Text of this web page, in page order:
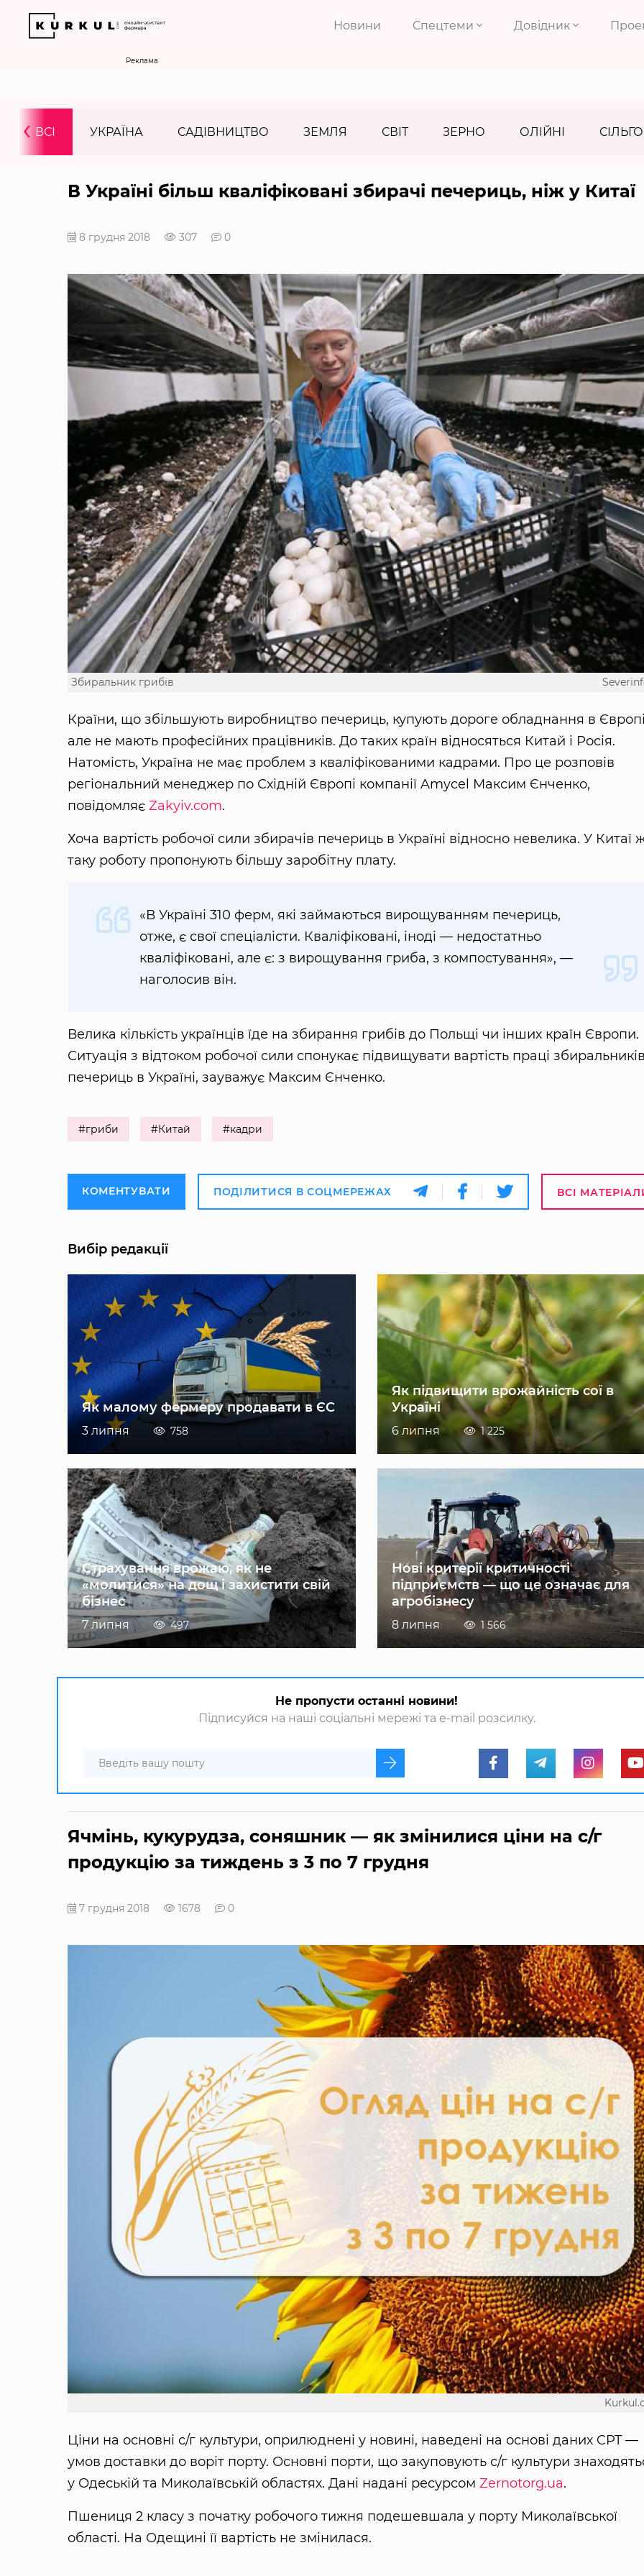
Новини Спецтеми Довідник
Реклама
ВСІ УКРАЇНА САДІВНИЦТВО ЗЕМЛЯ СВІТ ЗЕРНО ОЛІЙНІ
‹
В Україні більш кваліфіковані збирачі печериць, ніж у Китаї
8 грудня 2018 307 0
Збиральник грибів
Країни, що збільшують виробництво печериць, купують дороге обладнання в
але не мають професійних працівників. До таких країн відносяться Китай і Росія.
Натомість, Україна не має проблем з кваліфікованими кадрами. Про це розповів
регіональний менеджер по Східній Європі компанії Amycel Максим Єнченко,
повідомляє Zakyiv.com.
Хоча вартість робочої сили збирачів печериць в Україні відносно невелика. У Китаї
таку роботу пропонують більшу заробітну плату.
«В Україні 310 ферм, які займаються вирощуванням печериць,
отже, є свої спеціалісти. Кваліфіковані, іноді — недостатньо
кваліфіковані, але є: з вирощування гриба, з компостування», —
наголосив він.
Велика кількість українців їде на збирання грибів до Польщі чи інших країн Європи.
Ситуація з відтоком робочої сили спонукає підвищувати вартість праці
печериць в Україні, зауважує Максим Єнченко.
#гриби #Китай #кадри
КОМЕНТУВАТИ ПОДІЛИТИСЯ В СОЦМЕРЕЖАХ ВСІ
Вибір редакції
Як малому фермеру продавати в ЄС
3 липня 758
Як підвищити врожайність сої в
Україні
6 липня 1 225
Страхування врожаю, як не
«молитися» на дощ і захистити свій
бізнес
7 липня 497
Нові критерії критичності
підприємств — що це означає для
агробізнесу
8 липня 1 566
Не пропусти останні новини!
Підписуйся на наші соціальні мережі та e-mail розсилку.
Ячмінь, кукурудза, соняшник ― як змінилися ціни на с/г
продукцію за тиждень з 3 по 7 грудня
7 грудня 2018 1678 0
Ціни на основні с/г культури, оприлюднені у новині, наведені на основі даних CPT —
умов доставки до воріт порту. Основні порти, що закуповують с/г культури
у Одеській та Миколаївській областях. Дані надані ресурсом Zernotorg.ua.
Пшениця 2 класу з початку робочого тижня подешевшала у порту Миколаївської
області. На Одещині її вартість не змінилася.